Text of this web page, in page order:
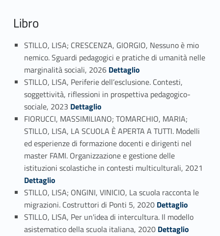
Libro
STILLO, LISA; CRESCENZA, GIORGIO, Nessuno è mio
nemico. Sguardi pedagogici e pratiche di umanità nelle
marginalità sociali, 2026 Link identifier #identifier_person_195543-31
Dettaglio
STILLO, LISA, Periferie dell’esclusione. Contesti,
soggettività, riflessioni in prospettiva pedagogico-
sociale, 2023 Link identifier #identifier_person_40219-32
Dettaglio
FIORUCCI, MASSIMILIANO; TOMARCHIO, MARIA;
STILLO, LISA, LA SCUOLA È APERTA A TUTTI. Modelli
ed esperienze di formazione docenti e dirigenti nel
master FAMI. Organizzazione e gestione delle
istituzioni scolastiche in contesti multiculturali, 2021
Dettaglio
STILLO, LISA; ONGINI, VINICIO, La scuola racconta le
migrazioni. Costruttori di Ponti 5, 2020 Link identifier #identifier_person_155830-34
Dettaglio
STILLO, LISA, Per un'idea di intercultura. Il modello
asistematico della scuola italiana, 2020 Link identifier #identifier_person_150162-35
Dettaglio